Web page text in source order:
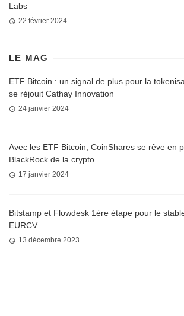
Labs
22 février 2024
LE MAG
ETF Bitcoin : un signal de plus pour la
se réjouit Cathay Innovation
24 janvier 2024
Avec les ETF Bitcoin, CoinShares se rêve en
BlackRock de la crypto
17 janvier 2024
Bitstamp et Flowdesk 1ère étape pour le
EURCV
13 décembre 2023